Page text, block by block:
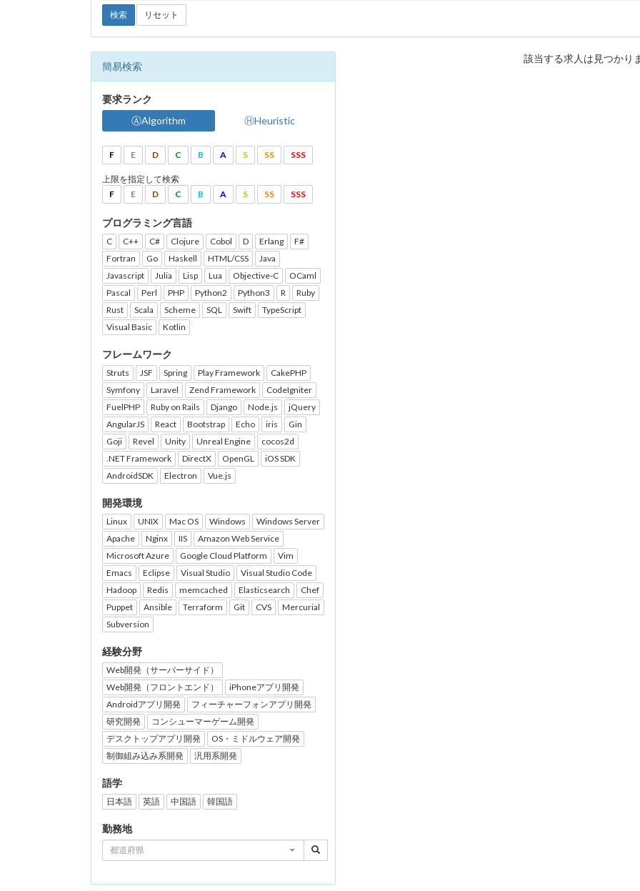
検索 リセット
簡易検索
要求ランク
ⒶAlgorithm
ⒽHeuristic
F E D C B A S SS SSS
上限を指定して検索
F
E D C B A S SS SSS
プログラミング言語
C C++ C# Clojure Cobol D Erlang
F#
Fortran
Go Haskell HTML/CSS
Java
Javascript
Julia Lisp Lua Objective-C
OCaml
Pascal
Perl PHP Python2 Python3 R
Ruby
Rust
Scala Scheme SQL Swift
TypeScript
Visual Basic
Kotlin
フレームワーク
Struts JSF Spring Play Framework
CakePHP
Symfony
Laravel Zend Framework
CodeIgniter
FuelPHP
Ruby on Rails Django Node.js
jQuery
AngularJS
React Bootstrap Echo iris
Gin
Goji
Revel Unity Unreal Engine
cocos2d
.NET Framework
DirectX OpenGL
iOS SDK
AndroidSDK
Electron Vue.js
開発環境
Linux UNIX Mac OS Windows
Windows Server
Apache
Nginx IIS
Amazon Web Service
Microsoft Azure
Google Cloud Platform
Vim
Emacs
Eclipse Visual Studio
Visual Studio Code
Hadoop
Redis memcached Elasticsearch
Chef
Puppet
Ansible Terraform Git CVS
Mercurial
Subversion
経験分野
Web開発（サーバーサイド）
Web開発（フロントエンド）
iPhoneアプリ開発
Androidアプリ開発
フィーチャーフォンアプリ開発
研究開発
コンシューマーゲーム開発
デスクトップアプリ開発
OS・ミドルウェア開発
制御組み込み系開発
汎用系開発
語学
日本語 英語 中国語 韓国語
勤務地
都道府県
該当する求人は見つかり